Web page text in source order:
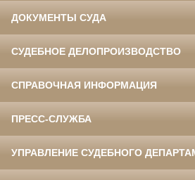
ДОКУМЕНТЫ СУДА
СУДЕБНОЕ ДЕЛОПРОИЗВОДСТВО
СПРАВОЧНАЯ ИНФОРМАЦИЯ
ПРЕСС-СЛУЖБА
УПРАВЛЕНИЕ СУДЕБНОГО